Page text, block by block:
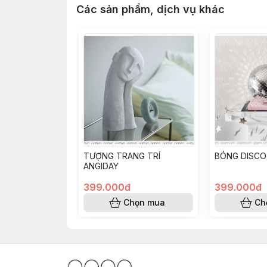
Các sản phẩm, dịch vụ khác
TƯỢNG TRANG TRÍ
ANGIDAY
399.000đ
Chọn mua
BÓNG
399.000đ